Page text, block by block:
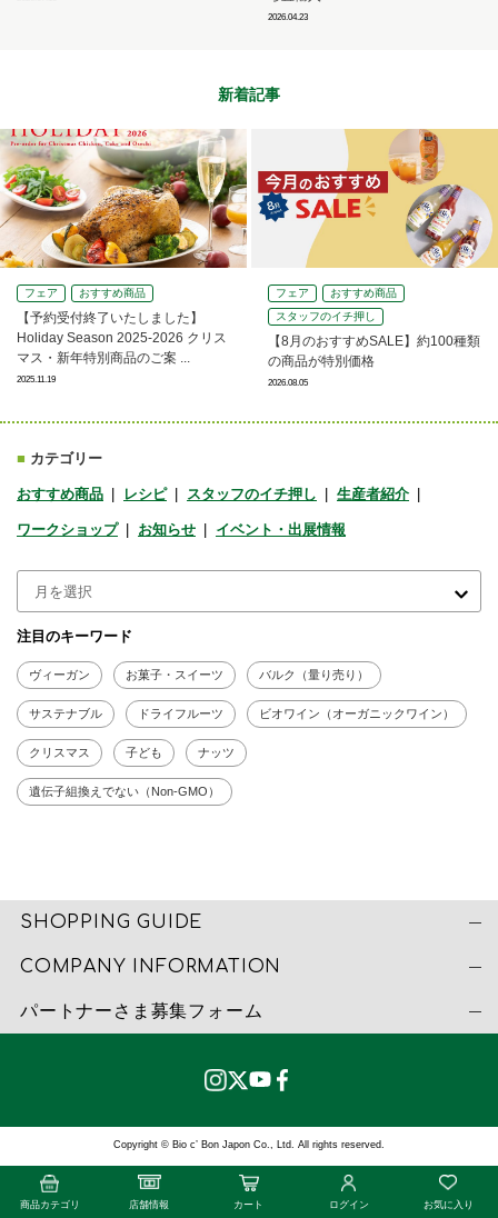
2026.04.23
新着記事
フェア おすすめ商品
【予約受付終了いたしました】
Holiday Season 2025-2026 クリス
マス・新年特別商品のご案 ...
2025.11.19
フェア
おすすめ商品
スタッフのイチ押し
【8月のおすすめSALE】約100種類
の商品が特別価格
2026.08.05
■ カテゴリー
おすすめ商品 レシピ スタッフのイチ押し 生産者紹介
ワークショップ お知らせ イベント・出展情報
注目のキーワード
ヴィーガン お菓子・スイーツ バルク（量り売り）
サステナブル ドライフルーツ ビオワイン（オーガニックワイン）
クリスマス 子ども ナッツ
遺伝子組換えでない（Non-GMO）
商品カテゴリ 店舗情報 カート ログイン お気に入り
SHOPPING GUIDE
COMPANY INFORMATION
パートナーさま募集フォーム
Copyright © Bio c’ Bon Japon Co., Ltd. All rights reserved.